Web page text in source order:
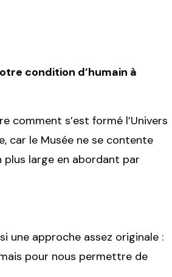
condition d’humain à
comment s’est formé l’Univers
car le Musée ne se contente
large en abordant par
une approche assez originale :
pour nous permettre de